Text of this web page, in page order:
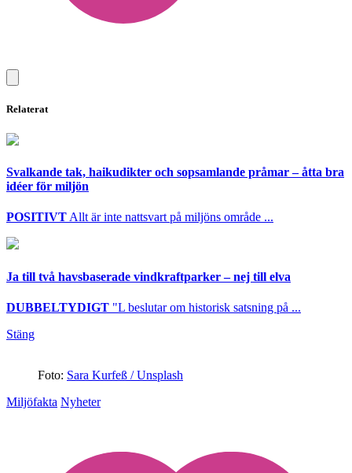
Relaterat
Svalkande tak, haikudikter och sopsamlande pråmar – åtta bra
idéer för miljön
POSITIVTAllt är inte nattsvart på miljöns område ...
Ja till två havsbaserade vindkraftparker – nej till elva
DUBBELTYDIGT "L beslutar om historisk satsning på ...
Stäng
Foto: Sara Kurfeß / Unsplash
Miljöfakta Nyheter